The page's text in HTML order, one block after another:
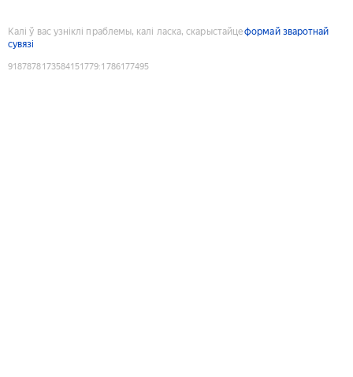
Калі ў вас узніклі праблемы, калі ласка, скарыстайцеформай зваротнай
сувязі
9187878173584151779:1786177495